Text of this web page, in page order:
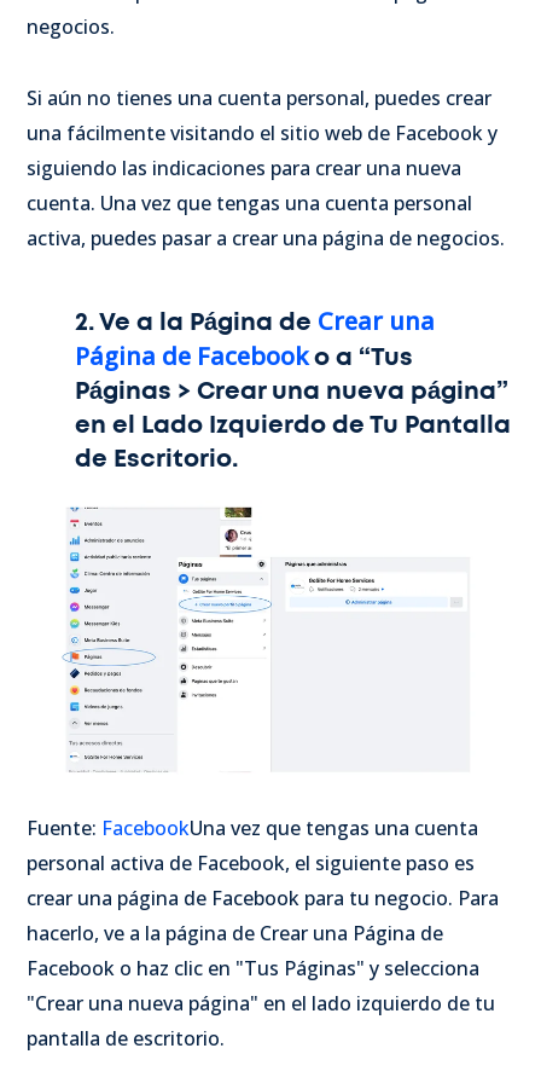
negocios.
Si aún no tienes una cuenta personal, puedes crear
una fácilmente visitando el sitio web de Facebook y
siguiendo las indicaciones para crear una nueva
cuenta. Una vez que tengas una cuenta personal
activa, puedes pasar a crear una página de negocios.
2. Ve a la Página de Crear una
Página de Facebooko a “Tus
Páginas > Crear una nueva página”
en el Lado Izquierdo de Tu Pantalla
de Escritorio.
Fuente: FacebookUna vez que tengas una cuenta
personal activa de Facebook, el siguiente paso es
crear una página de Facebook para tu negocio. Para
hacerlo, ve a la página de Crear una Página de
Facebook o haz clic en "Tus Páginas" y selecciona
"Crear una nueva página" en el lado izquierdo de tu
pantalla de escritorio.